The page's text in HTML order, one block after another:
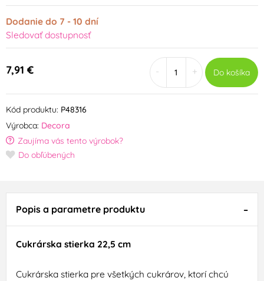
Dodanie do 7 - 10 dní
Sledovať dostupnosť
7,91 € + Do košíka
Kód produktu: P48316
Výrobca: Decora
Zaujíma vás tento výrobok?
Do obľúbených
Popis a parametre produktu
Cukrárska stierka 22,5 cm
Cukrárska stierka pre všetkých cukrárov,ktorí chcú